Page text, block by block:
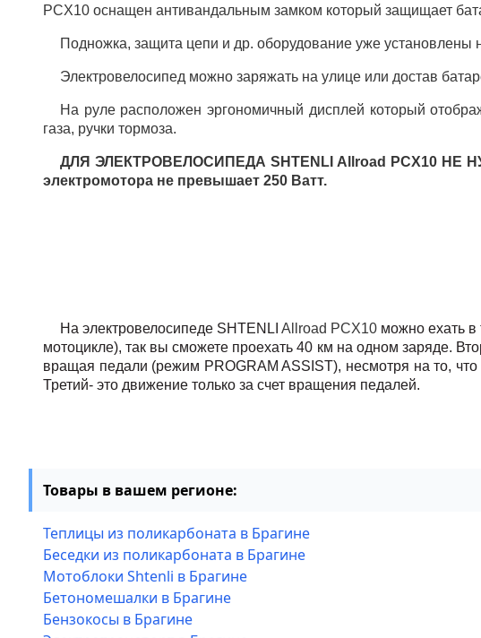
PCX10 оснащен антивандальным замком который защищает
Подножка, защита цепи и др. оборудование уже установлены
Электровелосипед можно заряжать на улице или достав
На руле расположен эргономичный дисплей который
газа, ручки тормоза.
ДЛЯ ЭЛЕКТРОВЕЛОСИПЕДА SHTENLI Allroad PCX10 НЕ
электромотора не превышает 250 Ватт.
На электровелосипеде SHTENLI Allroad PCX10 можно ехать в
мотоцикле), так вы сможете проехать 40 км на одном заряде.
вращая педали (режим PROGRAM ASSIST), несмотря на то,
Третий- это движение только за счет вращения педалей.
Товары в вашем регионе:
Теплицы из поликарбоната в Брагине
Беседки из поликарбоната в Брагине
Мотоблоки Shtenli в Брагине
Бетономешалки в Брагине
Бензокосы в Брагине